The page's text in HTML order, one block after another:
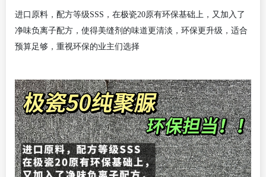
进口原料，配方等级SSS， 在极瓷20原有环保基础上，又加入了
净味负离子配方，使得美缝剂的味道更清淡，环保更升级，适合
预算足够 ，重视环保的业主们选择